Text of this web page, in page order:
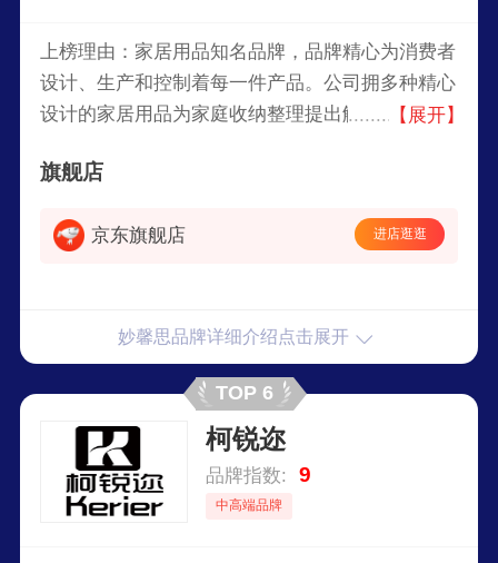
上榜理由：家居用品知名品牌，品牌精心为消费者
设计、生产和控制着每一件产品。公司拥多种精心
设计的家居用品为家庭收纳整理提出解决方案，旗
纳盒等产品。
【展开】
旗舰店
京东旗舰店 进店逛逛
妙馨思品牌详细介绍点击展开
TOP 6
柯锐迩
品牌指数: 9
中高端品牌